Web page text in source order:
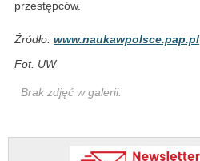
przestępców.
Źródło: www.naukawpolsce.pap.pl
Fot. UW
Brak zdjęć w galerii.